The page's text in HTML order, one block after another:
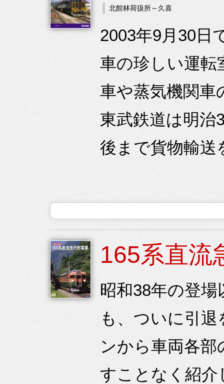
北館林荷扱所～久喜
2003年9月30日
車の珍しい運転
車や蒸気機関車
東武鉄道は明治
後まで貨物輸送
165系直流
昭和38年の登
も、ついに引
ンから車両各
すことなく紹介